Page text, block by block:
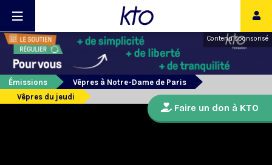
Contenu sponsorisé
Émissions
Vêpres à Notre-Dame de Paris
Vêpres du jeudi
Faire un don à KTO